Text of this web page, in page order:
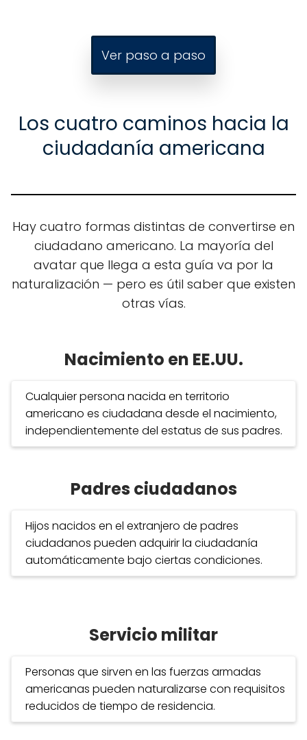
Ver paso a paso
Los cuatro caminos hacia la
ciudadanía americana
Hay cuatro formas distintas de convertirse en
ciudadano americano. La mayoría del
avatar que llega a esta guía va por la
naturalización — pero es útil saber que existen
otras vías.
Nacimiento en EE.UU.
Cualquier persona nacida en territorio
americano es ciudadana desde el nacimiento,
independientemente del estatus de sus padres.
Padres ciudadanos
Hijos nacidos en el extranjero de padres
ciudadanos pueden adquirir la ciudadanía
automáticamente bajo ciertas condiciones.
Servicio militar
Personas que sirven en las fuerzas armadas
americanas pueden naturalizarse con requisitos
reducidos de tiempo de residencia.